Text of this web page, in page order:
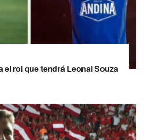
el rol que tendrá Leonai Souza